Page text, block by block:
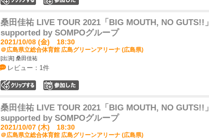
桑田佳祐 LIVE TOUR 2021「BIG MOUTH, NO GUTS!!」
supported by SOMPOグループ
2021/10/08 (金) 18:30
＠広島県立総合体育館 広島グリーンアリーナ (広島県)
[出演] 桑田佳祐
レビュー：1件
桑田佳祐 LIVE TOUR 2021「BIG MOUTH, NO GUTS!!」
supported by SOMPOグループ
2021/10/07 (木) 18:30
＠広島県立総合体育館 広島グリーンアリーナ (広島県)